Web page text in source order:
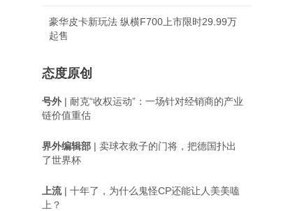
豪华皮卡新玩法 纵横F700上市限时29.99万
起售
态度原创
号外| 耐克“收权运动”：一场针对经销商的产业
链价值重估
界外编辑部 | 卖球衣救子的门将，把德国扑出
了世界杯
上流| 十年了，为什么鬼怪CP还能让人美美嗑
上？